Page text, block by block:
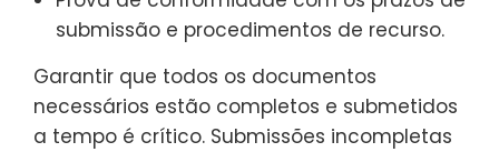
submissão e procedimentos de recurso.
Garantir que todos os documentos
necessários estão completos e submetidos
a tempo é crítico. Submissões incompletas